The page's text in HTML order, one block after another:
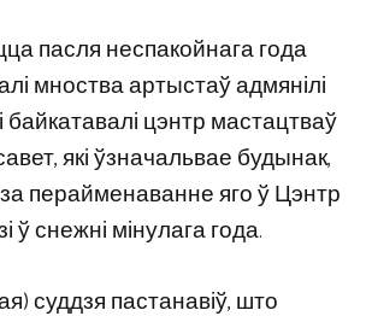
пасля неспакойнага года
мноства артыстаў адмянілі
цэнтр мастацтваў
які ўзначальвае будынак,
перайменаванне яго ў Цэнтр
ў снежні мінулага года.
суддзя пастанавіў, што